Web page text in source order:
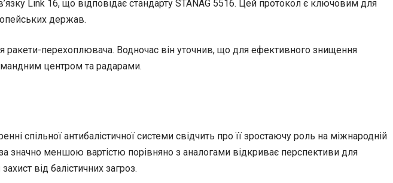
Link 16, що відповідає стандарту STANAG 5516. Цей протокол є ключовим для
держав.
ракети-перехоплювача. Водночас він уточнив, що для ефективного знищення
центром та радарами.
спільної антибалістичної системи свідчить про її зростаючу роль на міжнародній
значно меншою вартістю порівняно з аналогами відкриває перспективи для
від балістичних загроз.